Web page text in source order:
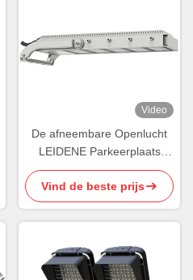
Video
De afneembare Openlucht
LEIDENE Parkeerplaats
steekt het Waterdichte
Arenasporten Aansteken
aan
Vind de beste prijs